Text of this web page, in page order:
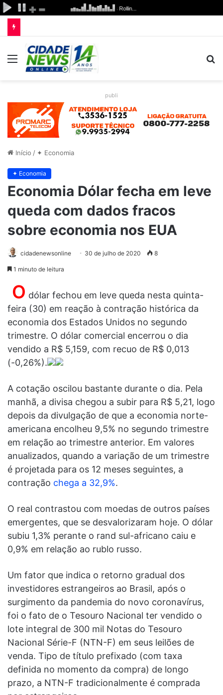
Menu
publi
Início / ✦ Economia
✦ Economia
Economia Dólar fecha em leve
queda com dados fracos
sobre economia nos EUA
cidadenewsonline 30 de julho de 2020 8
1 minuto de leitura
O dólar fechou em leve queda nesta quinta-
feira (30) em reação à contração histórica da
economia dos Estados Unidos no segundo
trimestre. O dólar comercial encerrou o dia
vendido a R$ 5,159, com recuo de R$ 0,013
(-0,26%).
A cotação oscilou bastante durante o dia. Pela
manhã, a divisa chegou a subir para R$ 5,21, logo
depois da divulgação de que a economia norte-
americana encolheu 9,5% no segundo trimestre
em relação ao trimestre anterior. Em valores
anualizados, quando a variação de um trimestre
é projetada para os 12 meses seguintes, a
contração chega a 32,9%.
O real contrastou com moedas de outros países
emergentes, que se desvalorizaram hoje. O dólar
subiu 1,3% perante o rand sul-africano caiu e
0,9% em relação ao rublo russo.
Um fator que indica o retorno gradual dos
investidores estrangeiros ao Brasil, após o
surgimento da pandemia do novo coronavírus,
foi o fato de o Tesouro Nacional ter vendido o
lote integral de 300 mil Notas do Tesouro
Nacional Série-F (NTN-F) em seus leilões de
venda. Tipo de título prefixado (com taxa
definida no momento da compra) de longo
prazo, a NTN-F tradicionalmente é comprada